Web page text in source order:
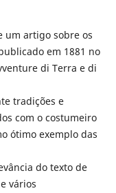
um artigo sobre os
em 1881 no
di Terra e di
tradições e
com o costumeiro
ótimo exemplo das
do texto de
vários